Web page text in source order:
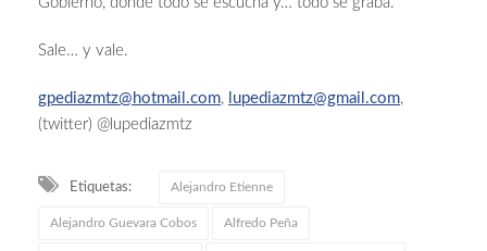
Sale… y vale.
gpediazmtz@hotmail.com, lupediazmtz@gmail.com,
(twitter) @lupediazmtz
Etiquetas: Alejandro Etienne
Alejandro Guevara Cobos Alfredo Peña